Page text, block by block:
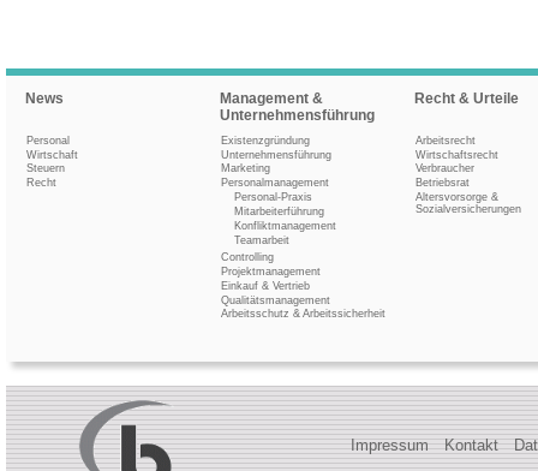
News
Personal
Wirtschaft
Steuern
Recht
Management &
Unternehmensführung
Existenzgründung
Unternehmensführung
Marketing
Personalmanagement
Personal-Praxis
Mitarbeiterführung
Konfliktmanagement
Teamarbeit
Controlling
Projektmanagement
Einkauf & Vertrieb
Qualitätsmanagement
Arbeitsschutz & Arbeitssicherheit
Recht & Urteile
Arbeitsrecht
Wirtschaftsrecht
Verbraucher
Betriebsrat
Altersvorsorge &
Sozialversicherungen
Impressum Kontakt